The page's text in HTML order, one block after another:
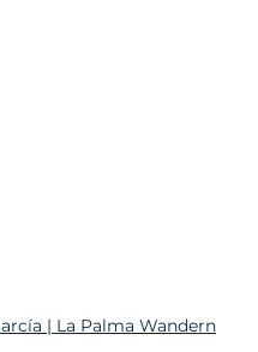
| La Palma Wandern